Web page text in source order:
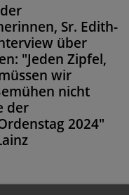
Sr. Edith-
über
"Jeden Zipfel,
wir
nicht
der
2024"